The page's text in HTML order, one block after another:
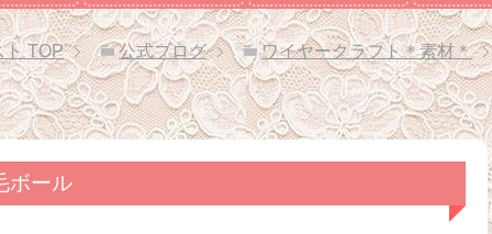
TOP 公式ブログ ワイヤークラフト＊素材＊
ボール